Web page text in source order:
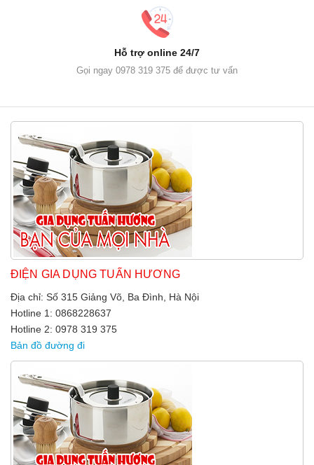
Hỗ trợ online 24/7
Gọi ngay 0978 319 375 để được tư vấn
ĐIỆN GIA DỤNG TUẤN HƯƠNG
Địa chỉ: Số 315 Giảng Võ, Ba Đình, Hà Nội
Hotline 1: 0868228637
Hotline 2: 0978 319 375
Bản đồ đường đi